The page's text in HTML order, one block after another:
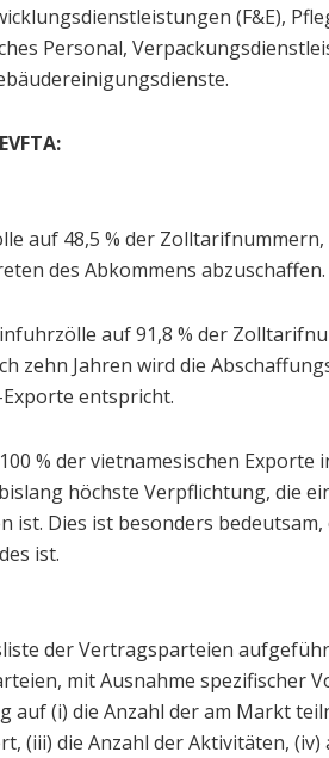
(F&E),
Personal,
auf 48,5 % der
des Abkommens abzuschaffen.
auf 91,8 % der
zehn Jahren wird die
entspricht.
% der vietnamesischen Exporte
höchste Verpflichtung, die
ist. Dies ist besonders bedeutsam,
ist.
der Vertragsparteien
mit Ausnahme spezifischer
auf (i) die Anzahl der am Markt
(iii) die Anzahl der Aktivitäten, (iv)